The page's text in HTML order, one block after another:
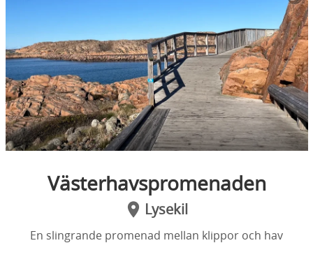
Västerhavspromenaden
Lysekil
En slingrande promenad mellan klippor och hav